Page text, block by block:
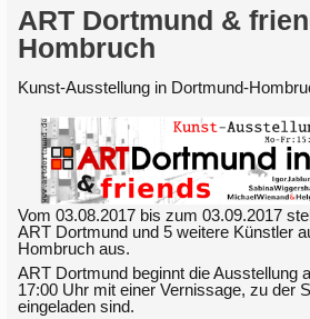
ART Dortmund &
Hombruch
Kunst-Ausstellung in Dortmund-
Vom 03.08.2017 bis zum 03.09.2017
ART Dortmund und 5 weitere Künstler
Hombruch aus.
ART Dortmund beginnt die Ausstellung
17:00 Uhr mit einer Vernissage, zu der
eingeladen sind.